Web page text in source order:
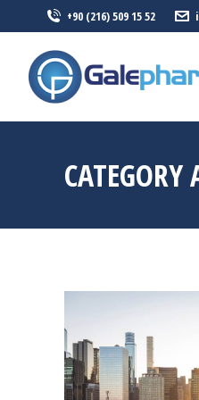
+90 (216) 509 15 52
CATEGORY